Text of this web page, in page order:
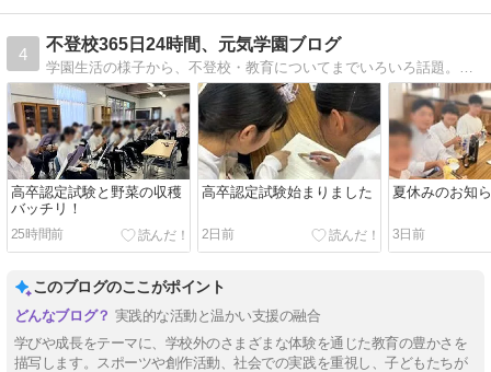
4
不登校365日24時間、元気学園ブログ
高卒認定試験と野菜の収穫
バッチリ！
25時間前
高卒認定試験始まりました
2日前
夏休みのお知
3日前
このブログのここがポイント
実践的な活動と温かい支援の融合
学びや成長をテーマに、学校外のさまざまな体験を通じた教育の豊かさを
描写します。スポーツや創作活動、社会での実践を重視し、子どもたちが